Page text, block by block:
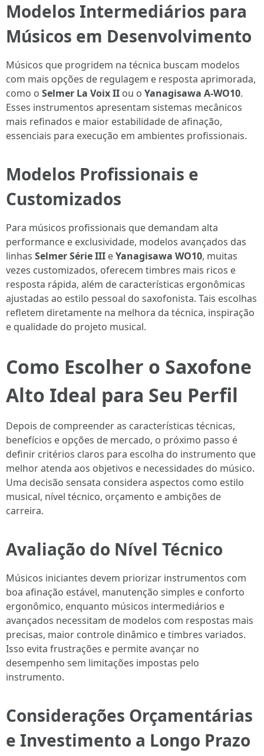
Modelos Intermediários para
Músicos em Desenvolvimento
Músicos que progridem na técnica buscam modelos
com mais opções de regulagem e resposta aprimorada,
como o Selmer La Voix II ou o Yanagisawa A-WO10.
Esses instrumentos apresentam sistemas mecânicos
mais refinados e maior estabilidade de afinação,
essenciais para execução em ambientes profissionais.
Modelos Profissionais e
Customizados
Para músicos profissionais que demandam alta
performance e exclusividade, modelos avançados das
linhas Selmer Série III eYanagisawa WO10, muitas
vezes customizados, oferecem timbres mais ricos e
resposta rápida, além de características ergonômicas
ajustadas ao estilo pessoal do saxofonista. Tais escolhas
refletem diretamente na melhora da técnica, inspiração
e qualidade do projeto musical.
Como Escolher o Saxofone
Alto Ideal para Seu Perfil
Depois de compreender as características técnicas,
benefícios e opções de mercado, o próximo passo é
definir critérios claros para escolha do instrumento que
melhor atenda aos objetivos e necessidades do músico.
Uma decisão sensata considera aspectos como estilo
musical, nível técnico, orçamento e ambições de
carreira.
Avaliação do Nível Técnico
Músicos iniciantes devem priorizar instrumentos com
boa afinação estável, manutenção simples e conforto
ergonômico, enquanto músicos intermediários e
avançados necessitam de modelos com respostas mais
precisas, maior controle dinâmico e timbres variados.
Isso evita frustrações e permite avançar no
desempenho sem limitações impostas pelo
instrumento.
Considerações Orçamentárias
e Investimento a Longo Prazo